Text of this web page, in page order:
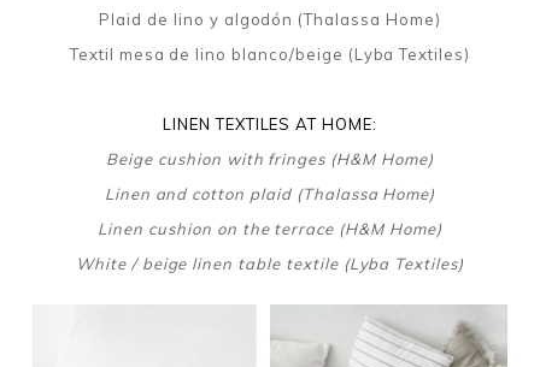
Plaid de lino y algodón (Thalassa Home)
Textil mesa de lino blanco/beige (Lyba Textiles)
LINEN TEXTILES AT HOME:
Beige cushion with fringes (H&M Home)
Linen and cotton plaid (Thalassa Home)
Linen cushion on the terrace (H&M Home)
White / beige linen table textile (Lyba Textiles)